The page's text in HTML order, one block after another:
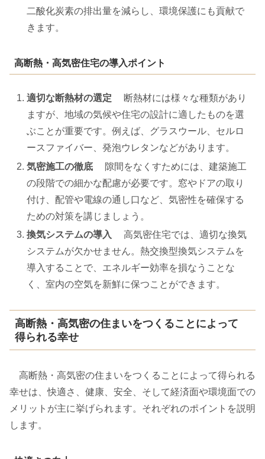
二酸化炭素の排出量を減らし、環境保護にも貢献で
きます。
高断熱・高気密住宅の導入ポイント
適切な断熱材の選定 断熱材には様々な種類があり
ますが、地域の気候や住宅の設計に適したものを選
ぶことが重要です。例えば、グラスウール、セルロ
ースファイバー、発泡ウレタンなどがあります。
気密施工の徹底 隙間をなくすためには、建築施工
の段階での細かな配慮が必要です。窓やドアの取り
付け、配管や電線の通し口など、気密性を確保する
ための対策を講じましょう。
換気システムの導入
高気密住宅では、適切な換気
システムが欠かせません。熱交換型換気システムを
導入することで、エネルギー効率を損なうことな
く、室内の空気を新鮮に保つことができます。
高断熱・高気密の住まいをつくることによって
得られる幸せ
高断熱・高気密の住まいをつくることによって得られる
幸せは、快適さ、健康、安全、そして経済面や環境面での
メリットが主に挙げられます。それぞれのポイントを説明
します。